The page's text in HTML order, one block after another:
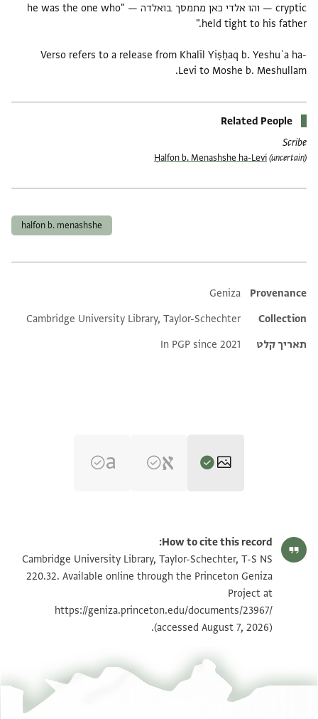
cryptic — והו אלדי כאן מתמסך בואלדה — "he was the one who
Verso refers to a release from Khalīl Yiṣḥaq b. Yeshuʿa ha-
Levi to Moshe b. Meshullam.
Related People
Scribe
Ḥalfon b. Menashshe ha-Levi (uncertain)
halfon b. menashshe
Additional metadata
Provenance
Geniza
Collection
Cambridge University Library, Taylor-Schechter
תאריך קלט
In PGP since 2021
T-S NS 220.32 1v הגדל וסובב
תנאי היתר שימוש בתצלום
How to cite this record:
Cambridge University Library, Taylor-Schechter, T-S NS
220.32. Available online through the Princeton Geniza
Project at
https://geniza.princeton.edu/documents/23967/
(accessed August 7, 2026).